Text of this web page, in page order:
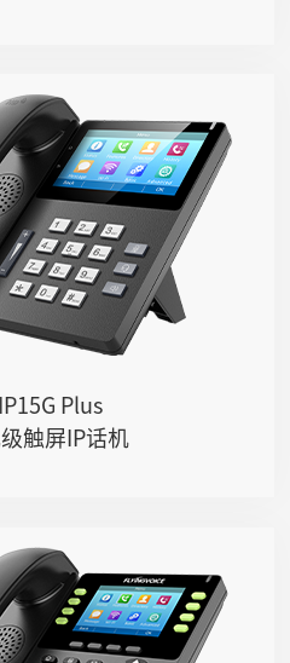
Plus
触屏IP话机
Plus
SIP账号，64个DSS/BLF键
● 4.3英寸IPS彩色触摸屏
& 5G Wi-Fi和蓝牙模块
● 双千兆网口，集成PoE
，支持DECT耳麦、U盘...
音隔音罩技术的高清语音
、G.722等宽频编解...
FIP14G
● 8个SIP账号，21个DSS键
网口，嵌入式2.4GHz Wi-Fi